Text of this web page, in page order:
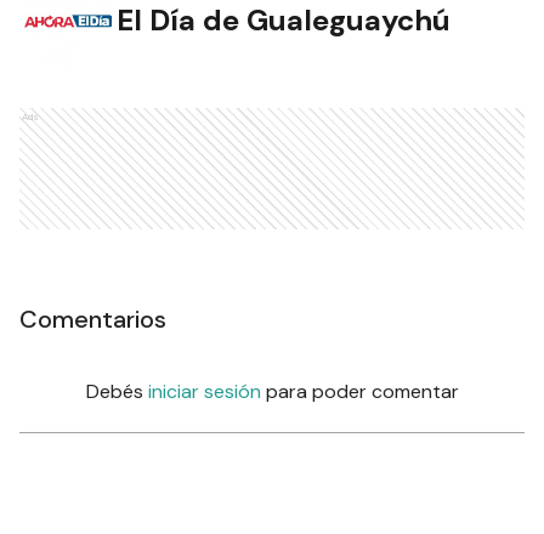
El Día de Gualeguaychú
Ads
Comentarios
Debés iniciar sesión para poder comentar